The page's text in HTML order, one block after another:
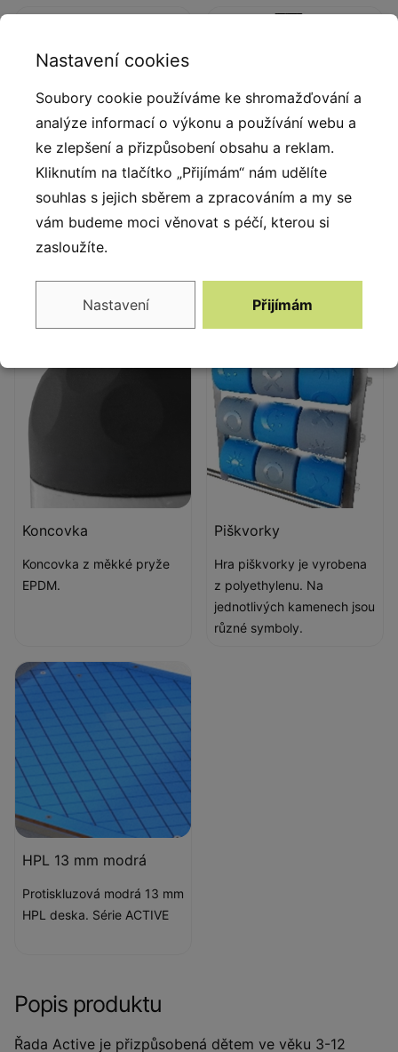
Deskové a lanové
spojky
Deskové a lanové spojky
polyamidu.
Lanové koncovky
Koncovka
Koncovka z měkké pryže
EPDM.
Piškvorky
Hra piškvorky je vyrobena
z polyethylenu. Na
jednotlivých kamenech jsou
různé symboly.
HPL 13 mm modrá
Protiskluzová modrá 13 mm
HPL deska. Série ACTIVE
Popis produktu
Řada Active je přizpůsobená dětem ve věku 3-12
Nastavení cookies
Soubory cookie používáme ke shromažďování a
analýze informací o výkonu a používání webu a
ke zlepšení a přizpůsobení obsahu a reklam.
Kliknutím na tlačítko „Přijímám“ nám udělíte
souhlas s jejich sběrem a zpracováním a my se
vám budeme moci věnovat s péčí, kterou si
zasloužíte.
Nastavení Přijímám